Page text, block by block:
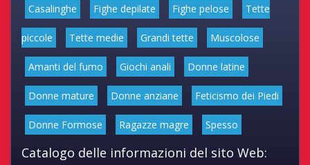
Casalinghe Fighe depilate Fighe pelose Tette
piccole Tette medie Grandi tette Muscolose
Amanti del fumo Giochi anali Donne latine
Donne mature Donne anziane Feticismo dei Piedi
Donne Formose Ragazze magre Spesso
Catalogo delle informazioni del sito Web: